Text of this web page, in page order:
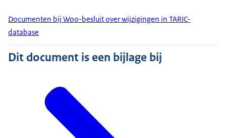
Documenten bij Woo-besluit over wijzigingen in TARIC-
database
Dit document is een bijlage bij